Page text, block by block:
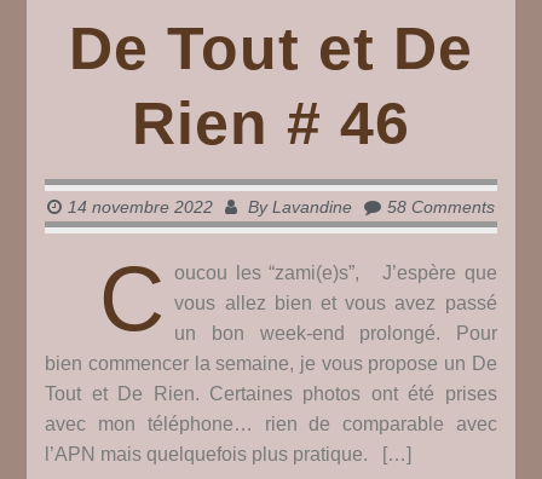
De Tout et De
Rien # 46
14 novembre 2022 ByLavandine 58 Comments
C
oucou les “zami(e)s”, J’espère que
vous allez bien et vous avez passé
un bon week-end prolongé. Pour
bien commencer la semaine, je vous propose un De
Tout et De Rien. Certaines photos ont été prises
avec mon téléphone… rien de comparable avec
l’APN mais quelquefois plus pratique. […]